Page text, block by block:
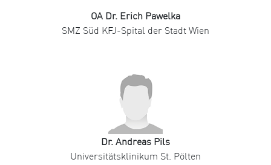
OA Dr. Erich Pawelka
SMZ Süd KFJ-Spital der Stadt Wien
Dr. Andreas Pils
Universitätsklinikum St. Pölten